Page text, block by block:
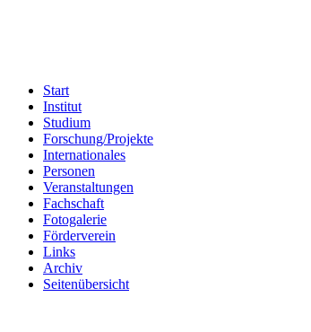
Start
Institut
Studium
Forschung/Projekte
Internationales
Personen
Veranstaltungen
Fachschaft
Fotogalerie
Förderverein
Links
Archiv
Seitenübersicht